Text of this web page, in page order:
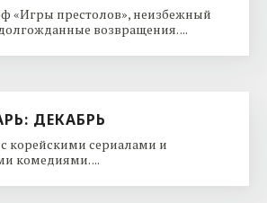
«Игры престолов», неизбежный
возвращения. ...
ДЕКАБРЬ
корейскими сериалами и
комедиями. ...